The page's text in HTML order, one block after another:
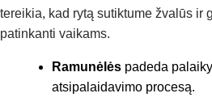
tereikia, kad rytą sutiktume žvalūs ir
patinkanti vaikams.
Ramunėlės padeda
atsipalaidavimo procesą.